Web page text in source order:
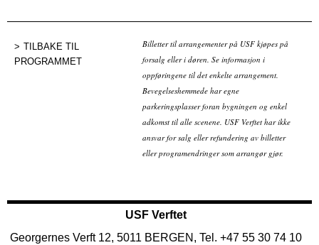
TILBAKE TIL
PROGRAMMET
Billetter til arrangementer på USF kjøpes på
forsalg eller i døren. Se informasjon i
oppføringene til det enkelte arrangement.
Bevegelseshemmede har egne
parkeringsplasser foran bygningen og enkel
adkomst til alle scenene. USF Verftet har ikke
ansvar for salg eller refundering av billetter
eller programendringer som arrangør gjør.
USF Verftet
Georgernes Verft 12, 5011 BERGEN, Tel. +47 55 30 74 10